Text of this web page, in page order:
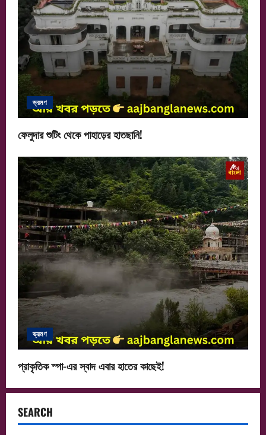
ভ্রমণ
ফেলুদার শুটিং থেকে পাহাড়ের হাতছানি!
ভ্রমণ
প্রাকৃতিক স্পা-এর স্বাদ এবার হাতের কাছেই!
SEARCH